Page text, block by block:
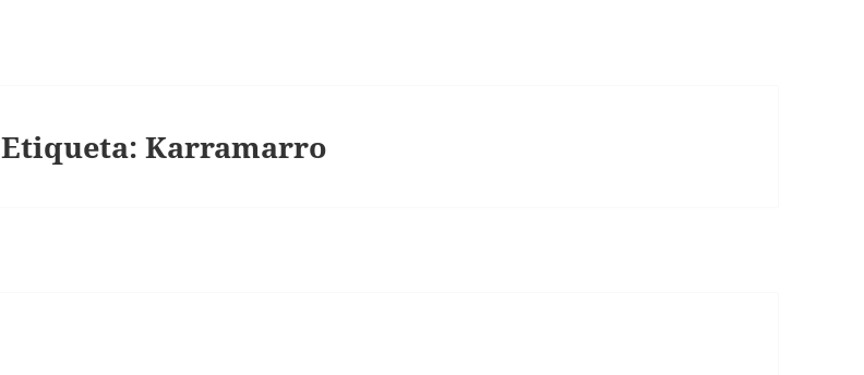
Etiqueta:Karramarro